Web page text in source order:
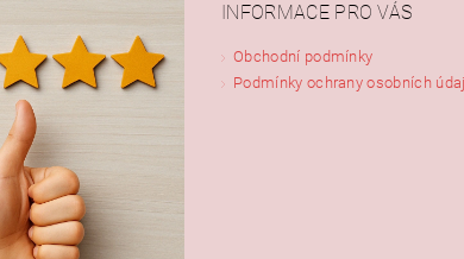
INFORMACE PRO VÁS
Obchodní podmínky
Podmínky ochrany osobních